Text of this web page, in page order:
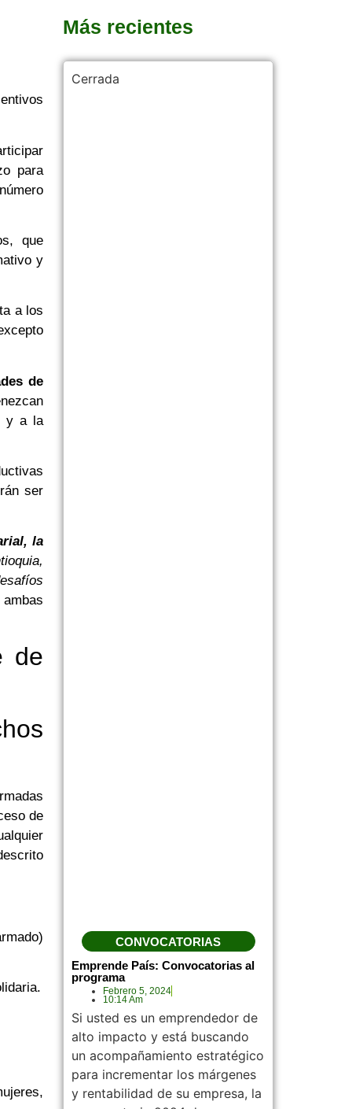
para
que
y
a los
de
y a la
ser
la
de
de
Más recientes
Cerrada
CONVOCATORIAS
Emprende País: Convocatorias al
programa
Febrero 5, 2024
10:14 Am
Si usted es un emprendedor de
alto impacto y está buscando
un acompañamiento estratégico
para incrementar los márgenes
y rentabilidad de su empresa, la